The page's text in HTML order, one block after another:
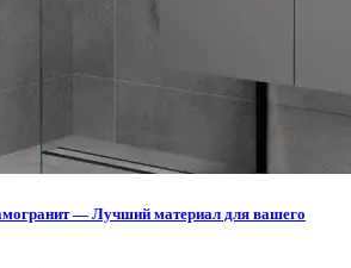
— Лучший материал для вашего